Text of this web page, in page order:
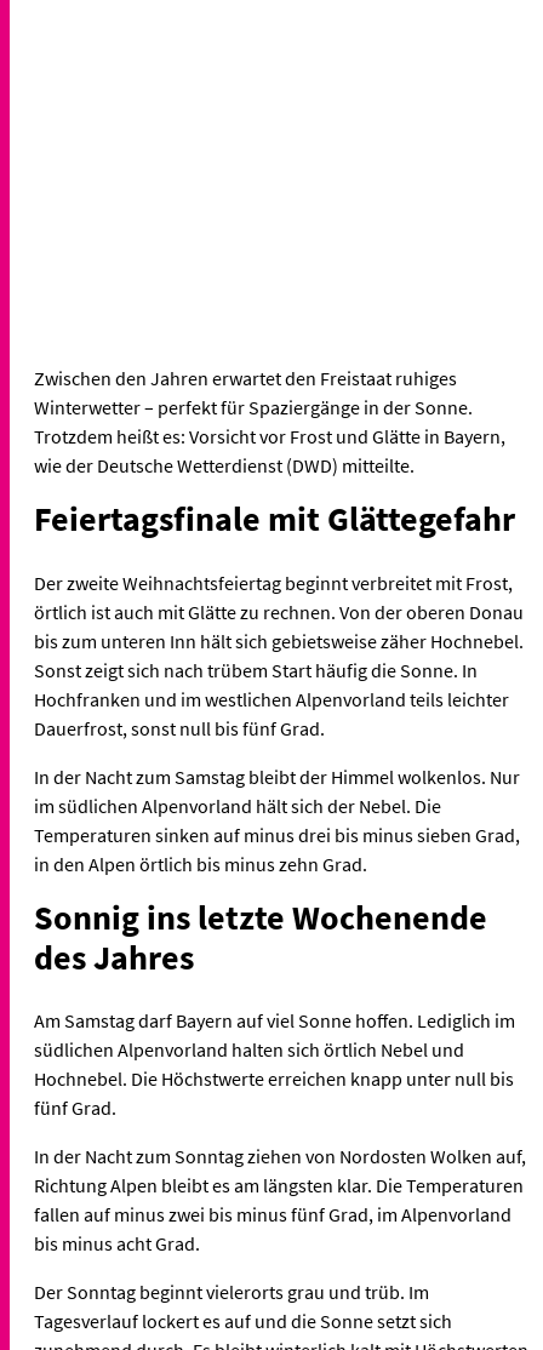
Zwischen den Jahren erwartet den Freistaat ruhiges
Winterwetter – perfekt für Spaziergänge in der Sonne.
Trotzdem heißt es: Vorsicht vor Frost und Glätte in Bayern,
wie der Deutsche Wetterdienst (DWD) mitteilte.
Feiertagsfinale mit Glättegefahr
Der zweite Weihnachtsfeiertag beginnt verbreitet mit Frost,
örtlich ist auch mit Glätte zu rechnen. Von der oberen Donau
bis zum unteren Inn hält sich gebietsweise zäher Hochnebel.
Sonst zeigt sich nach trübem Start häufig die Sonne. In
Hochfranken und im westlichen Alpenvorland teils leichter
Dauerfrost, sonst null bis fünf Grad.
In der Nacht zum Samstag bleibt der Himmel wolkenlos. Nur
im südlichen Alpenvorland hält sich der Nebel. Die
Temperaturen sinken auf minus drei bis minus sieben Grad,
in den Alpen örtlich bis minus zehn Grad.
Sonnig ins letzte Wochenende
des Jahres
Am Samstag darf Bayern auf viel Sonne hoffen. Lediglich im
südlichen Alpenvorland halten sich örtlich Nebel und
Hochnebel. Die Höchstwerte erreichen knapp unter null bis
fünf Grad.
In der Nacht zum Sonntag ziehen von Nordosten Wolken auf,
Richtung Alpen bleibt es am längsten klar. Die Temperaturen
fallen auf minus zwei bis minus fünf Grad, im Alpenvorland
bis minus acht Grad.
Der Sonntag beginnt vielerorts grau und trüb. Im
Tagesverlauf lockert es auf und die Sonne setzt sich